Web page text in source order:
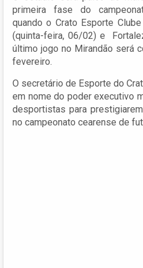
primeira fase do
quando o Crato Esporte
(quinta-feira, 06/02) e
último jogo no Mirandão será
fevereiro.
O secretário de Esporte do
em nome do poder executivo
desportistas para
no campeonato cearense de